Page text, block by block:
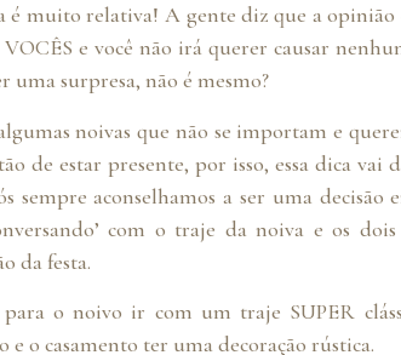
é muito relativa! A gente diz que a
e você não irá querer causar
uma surpresa, não é mesmo?
noivas que não se importam e
de estar presente, por isso, essa dica
sempre aconselhamos a ser uma
com o traje da noiva e os
da festa.
o noivo ir com um traje SUPER
e o casamento ter uma decoração rústica.